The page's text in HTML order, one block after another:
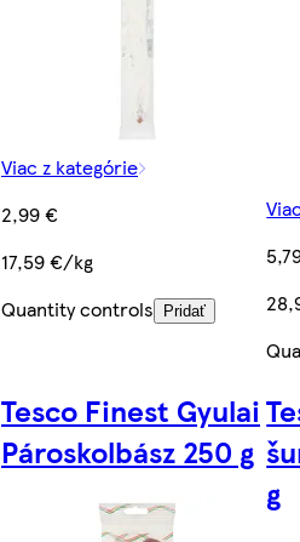
Viac z kategórie
2,99 €
17,59 €/kg
Quantity controls
Pridať
Tesco Finest Gyulai
Pároskolbász 250 g
g